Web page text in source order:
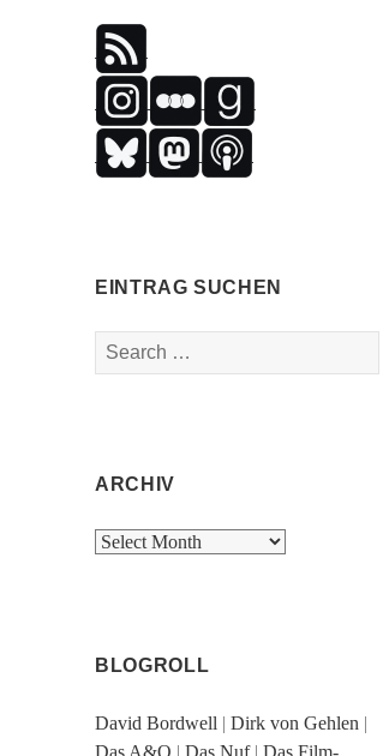
EINTRAG SUCHEN
Search
for:
ARCHIV
Archiv
BLOGROLL
David Bordwell |Dirk von Gehlen |
Das A&O |Das Nuf|Das Film-